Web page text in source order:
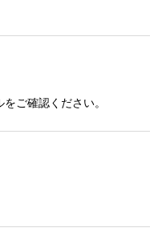
ご確認ください。